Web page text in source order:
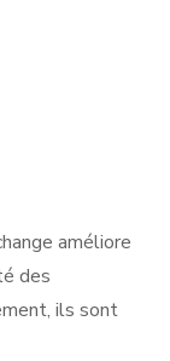
améliore
des
ils sont